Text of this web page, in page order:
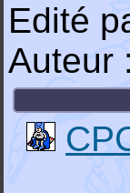
Edité
Auteur :